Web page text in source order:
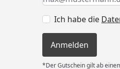
Ich habe die
Anmelden
*Der Gutschein gilt ab